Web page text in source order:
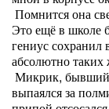
Помнится она
Это ещё в школе
гениус сохранил
абсолютно таких
Микрик, бывший
выпаялся за